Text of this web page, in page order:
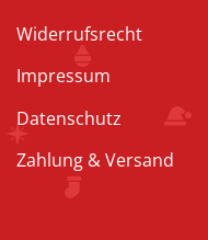
Widerrufsrecht
Impressum
Datenschutz
Zahlung & Versand